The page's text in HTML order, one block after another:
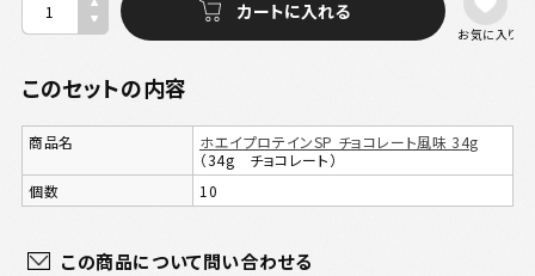
このセットの内容
商品名
ホエイプロテインSP チョコレート風味 34g
（34g チョコレート）
個数
10
お気に入り
この商品について問い合わせる